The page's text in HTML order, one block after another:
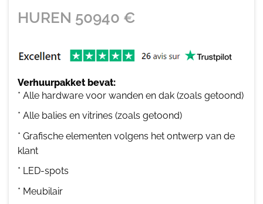
HUREN 50940 €
Verhuurpakket bevat:
* Alle hardware voor wanden en dak (zoals getoond)
* Alle balies en vitrines (zoals getoond)
* Grafische elementen volgens het ontwerp van de
klant
* LED-spots
* Meubilair